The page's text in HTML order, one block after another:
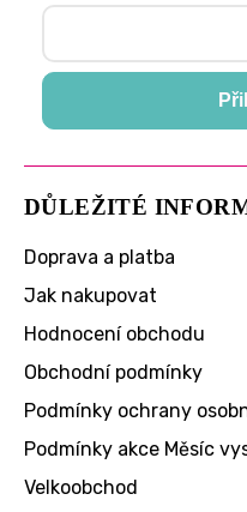
DŮLEŽITÉ
Doprava a platba
Jak nakupovat
Hodnocení obchodu
Obchodní podmínky
Podmínky ochrany
Podmínky akce Měsíc
Velkoobchod